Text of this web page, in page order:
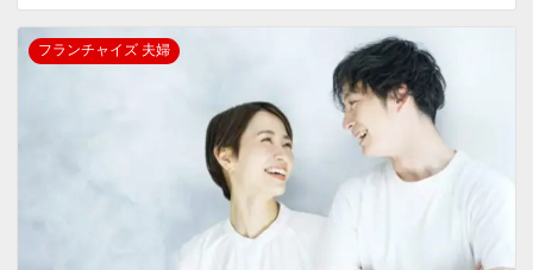
フランチャイズ 夫婦